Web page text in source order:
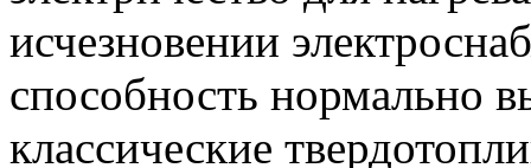
исчезновении
способность нормально
классические